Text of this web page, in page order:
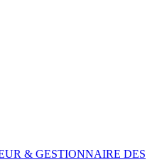
& GESTIONNAIRE DES